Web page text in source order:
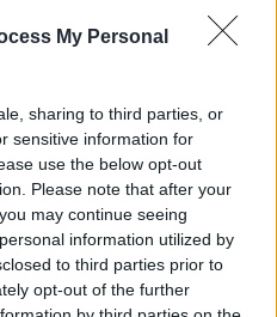
My Personal
sharing to third parties, or
sensitive information for
use the below opt-out
Please note that after your
may continue seeing
information utilized by
to third parties prior to
opt-out of the further
2026 20:01
19, γρίπη και RSV
2026 19:30